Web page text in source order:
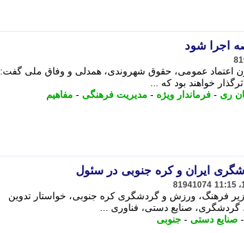
اجرا شود
اعتماد عمومی، حقوق شهروندی، همدلی و وفاق ملی گفت:
خواهند بود که ...
ری - فرماندار ویژه - مدیریت فرهنگی - مفاهیم
ایران و کره جنوبی در سئول
81941074
فرهنگ، ورزش و گردشگری کره جنوبی، خواستار تدوین
صنایع دستی، فناوری ...
- صنایع دستی - جنوبی